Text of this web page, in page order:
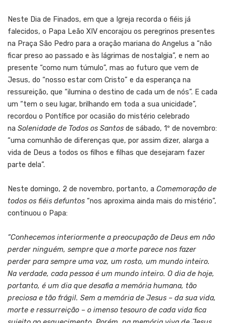
Neste Dia de Finados, em que a Igreja recorda o fiéis já
falecidos, o Papa Leão XIV encorajou os peregrinos presentes
na Praça São Pedro para a oração mariana do Angelus a “não
ficar preso ao passado e às lágrimas de nostalgia”, e nem ao
presente “como num túmulo”, mas ao futuro que vem de
Jesus, do “nosso estar com Cristo” e da esperança na
ressureição, que “ilumina o destino de cada um de nós”. E cada
um “tem o seu lugar, brilhando em toda a sua unicidade”,
recordou o Pontífice por ocasião do mistério celebrado
na Solenidade de Todos os Santos de sábado, 1º de novembro:
“uma comunhão de diferenças que, por assim dizer, alarga a
vida de Deus a todos os filhos e filhas que desejaram fazer
parte dela”.
Neste domingo, 2 de novembro, portanto, a Comemoração de
todos os fiéis defuntos “nos aproxima ainda mais do mistério”,
continuou o Papa:
“Conhecemos interiormente a preocupação de Deus em não
perder ninguém, sempre que a morte parece nos fazer
perder para sempre uma voz, um rosto, um mundo inteiro.
Na verdade, cada pessoa é um mundo inteiro. O dia de hoje,
portanto, é um dia que desafia a memória humana, tão
preciosa e tão frágil. Sem a memória de Jesus – da sua vida,
morte e ressurreição – o imenso tesouro de cada vida fica